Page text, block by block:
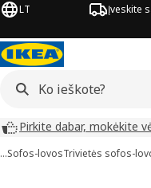
LT Įveskite
Pirkite dabar, mokėkite
…Sofos-lovosTrivietės sofos-